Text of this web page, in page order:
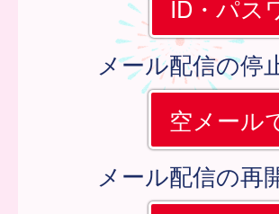
ID・パス
メール配信の停
空メール
メール配信の再